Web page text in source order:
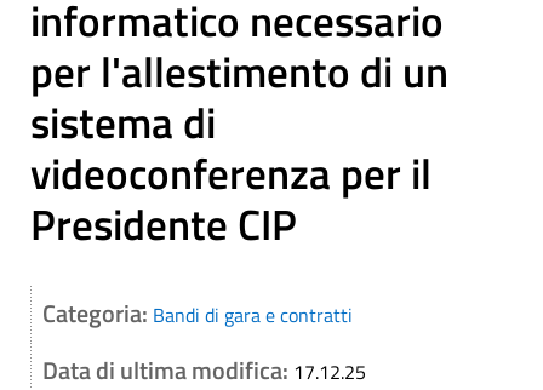
informatico necessario
per l'allestimento di un
sistema di
videoconferenza per il
Presidente CIP
Categoria: Bandi di gara e contratti
Data di ultima modifica: 17.12.25